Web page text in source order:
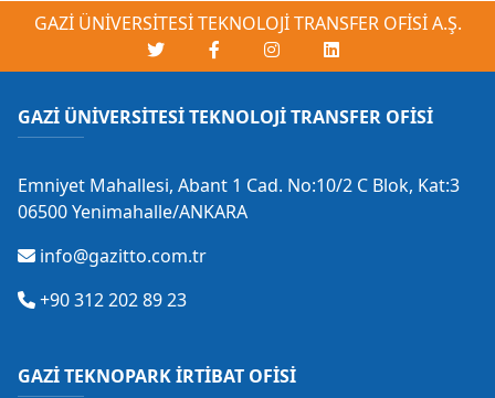
GAZİ ÜNİVERSİTESİ TEKNOLOJİ TRANSFER OFİSİ A.Ş.
GAZİ ÜNİVERSİTESİ TEKNOLOJİ TRANSFER OFİSİ
Emniyet Mahallesi, Abant 1 Cad. No:10/2 C Blok, Kat:3
06500 Yenimahalle/ANKARA
info@gazitto.com.tr
+90 312 202 89 23
GAZİ TEKNOPARK İRTİBAT OFİSİ